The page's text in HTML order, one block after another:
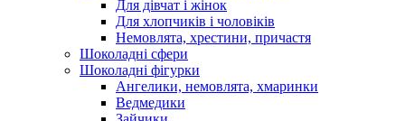
Для дівчат і жінок
Для хлопчиків і чоловіків
Немовлята, хрестини, причастя
Шоколадні сфери
Шоколадні фігурки
Ангелики, немовлята, хмаринки
Ведмедики